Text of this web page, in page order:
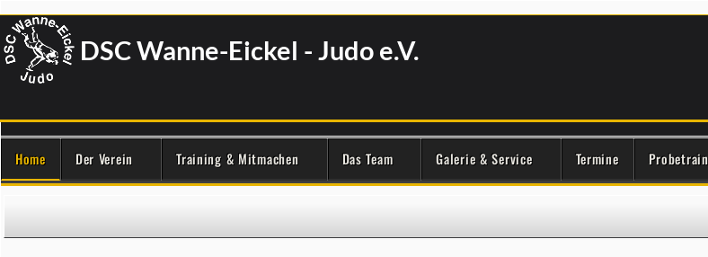
DSC Wanne-Eickel - Judo e.V.
Home Der Verein Training & Mitmachen Das Team Galerie & Service Termine